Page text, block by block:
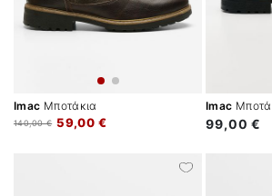
Imac Μποτάκια
59,00 €
140,00 €
Imac
99,00 €